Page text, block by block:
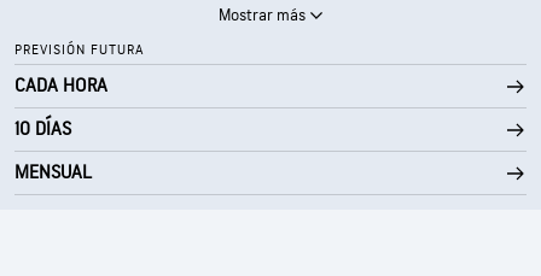
Mostrar más
PREVISIÓN FUTURA
CADA HORA
10 DÍAS
MENSUAL